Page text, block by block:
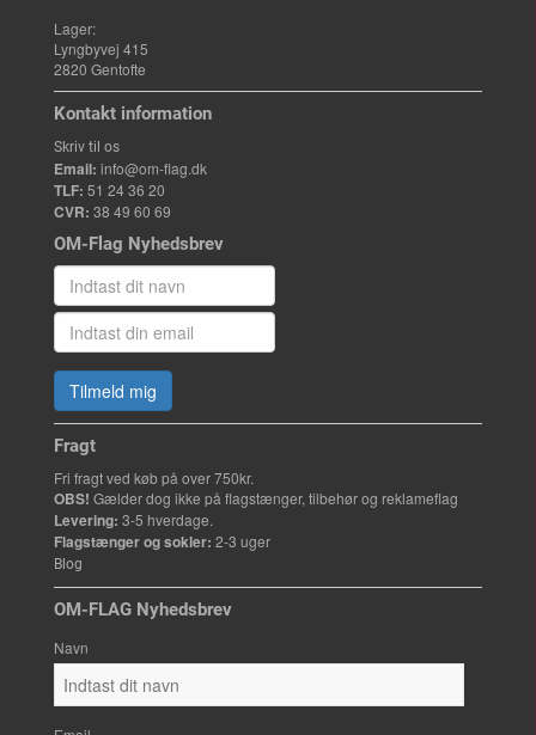
Lager:
Lyngbyvej 415
2820 Gentofte
Kontakt information
Skriv til os
Email: info@om-flag.dk
TLF: 51 24 36 20
CVR: 38 49 60 69
OM-Flag Nyhedsbrev
Tilmeld mig
Fragt
Fri fragt ved køb på over 750kr.
OBS! Gælder dog ikke på flagstænger, tilbehør og reklameflag
Levering: 3-5 hverdage.
Flagstænger og sokler: 2-3 uger
Blog
OM-FLAG Nyhedsbrev
Navn